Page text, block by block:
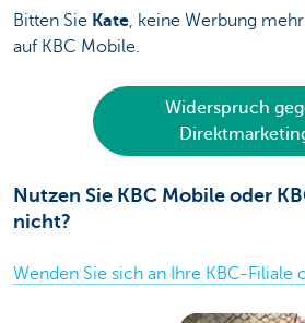
Bitten Sie Kate, keine Werbung
auf KBC Mobile.
Widerspruch
Nutzen Sie KBC Mobile oder
nicht?
Wenden Sie sich an Ihre KBC-Filiale